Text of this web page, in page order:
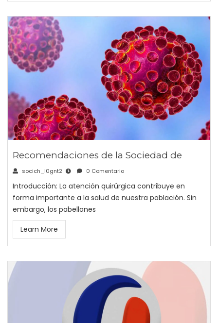
Recomendaciones de la Sociedad de
socich_l0gnt2 0 Comentario
Introducción: La atención quirúrgica contribuye en
forma importante a la salud de nuestra población. Sin
embargo, los pabellones
Learn More